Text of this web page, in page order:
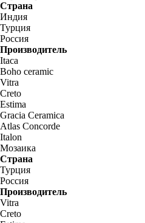
Страна
Индия
Турция
Россия
Производитель
Itaca
Boho ceramic
Vitra
Creto
Estima
Gracia Ceramica
Atlas Concorde
Italon
Мозаика
Страна
Турция
Россия
Производитель
Vitra
Creto